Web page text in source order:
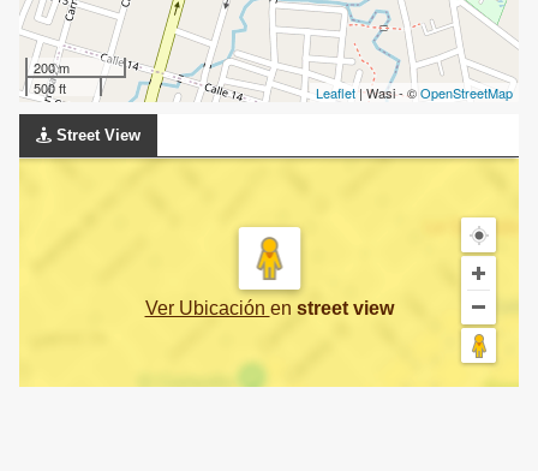
200 m
500 ft
Leaflet| Wasi - ©OpenStreetMap
Street View
Ver Ubicación en street view